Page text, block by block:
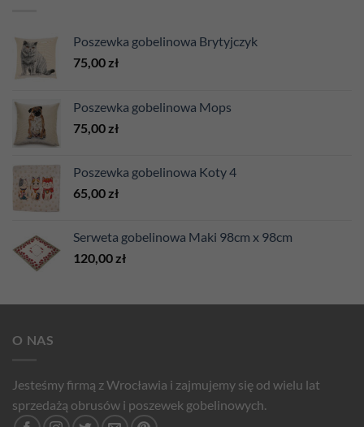
Poszewka gobelinowa Brytyjczyk
75,00 zł
Poszewka gobelinowa Mops
75,00 zł
Poszewka gobelinowa Koty 4
65,00 zł
Serweta gobelinowa Maki 98cm x 98cm
120,00 zł
O NAS
Jesteśmy firmą z Wrocławia i zajmujemy się od wielu lat
sprzedażą obrusów i poszewek gobelinowych.